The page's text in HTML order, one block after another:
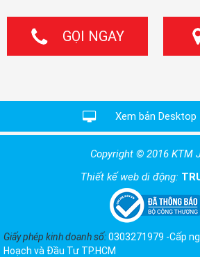
GỌI NGAY
Xem bản Desktop
Copyright © 2016 KTM
Thiết kế web di động:
Giấy phép kinh doanh số:0303271979 -Cấp
Hoạch và Đầu Tư TP.HCM